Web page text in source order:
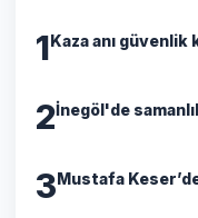
1Kaza anı güvenlik
2İnegöl'de
3Mustafa